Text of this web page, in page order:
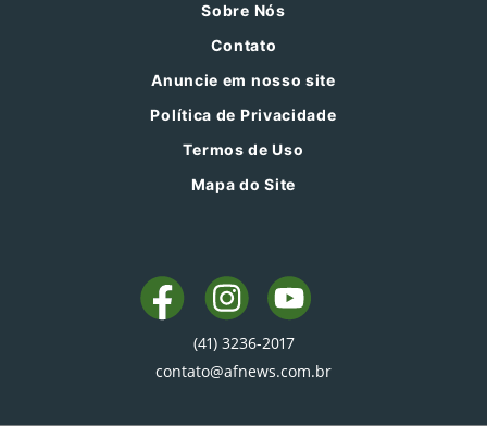
Sobre Nós
Contato
Anuncie em nosso site
Política de Privacidade
Termos de Uso
Mapa do Site
(41) 3236-2017
contato@afnews.com.br